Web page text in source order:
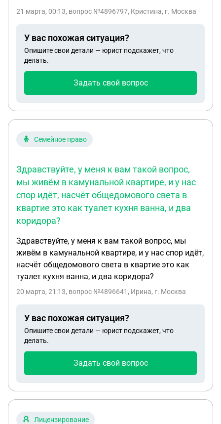
управляющий сказал, что если он и успеет
вернем, хотя дефект был получен не мной). Что
мне делать? У меня есть видео-подтверждение,
что купила я этот ноутбук 25 февраля в 17.00. И
при первом включении 25 февраля дома в 19.10
уже была сломана матрица
котором будет сказано, что голосование прошло
проводится замена теплообменника, а за счет
средств кап ремонта
21 марта, 00:13, вопрос №4896797, Кристина, г. Москва
У вас похожая ситуация?
Опишите свои детали — юрист подскажет, что
делать.
Задать свой вопрос
Семейное право
Здравствуйте, у меня к вам такой вопрос,
мы живём в камунальной квартире, и у нас
спор идёт, насчёт общедомового света в
квартие это как туалет кухня ванна, и два
коридора?
Здравствуйте, у меня к вам такой вопрос, мы
живём в камунальной квартире, и у нас спор идёт,
насчёт общедомового света в квартие это как
туалет кухня ванна, и два коридора?
20 марта, 21:13, вопрос №4896641, Ирина, г. Москва
У вас похожая ситуация?
Опишите свои детали — юрист подскажет, что
делать.
Задать свой вопрос
Лицензирование